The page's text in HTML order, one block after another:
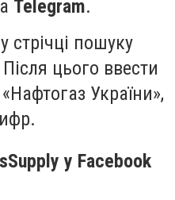
Telegram.
стрічці пошуку
цього ввести
України»,
у Facebook